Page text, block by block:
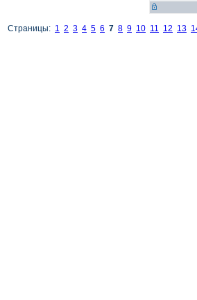
Страницы: 1 2 3 4 5 6 7 8 9 10 11 12 13